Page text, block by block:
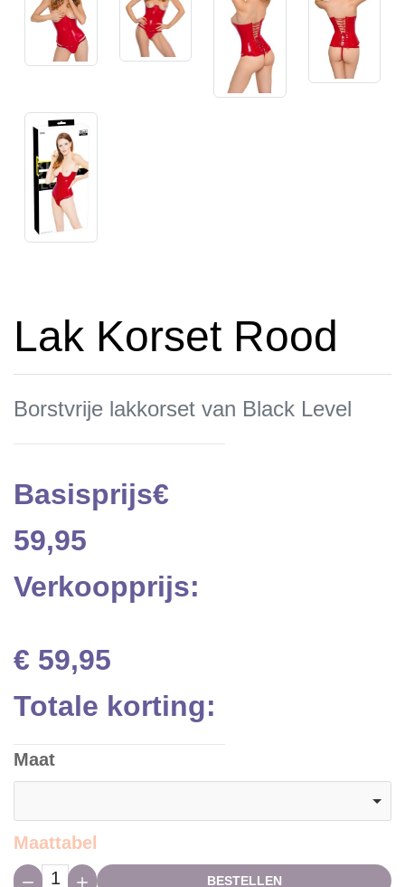
Lak Korset Rood
Borstvrije lakkorset van Black Level
Basisprijs€
59,95
Verkoopprijs:
€ 59,95
Totale korting:
Maat
Maattabel
Hoeveelheid:
BESTELLEN